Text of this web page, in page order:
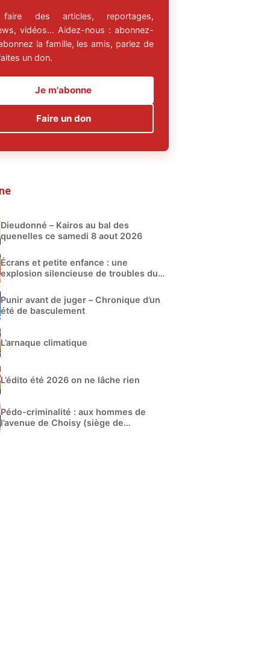
des articles, reportages,
vidéos… Aidez-nous : abonnez-
la famille, les amis, parlez de
un don.
Je m'abonne
Faire un don
Dieudonné – Kairos au bal des
quenelles ce samedi 8 aout 2026
Écrans et petite enfance : une
explosion silencieuse de troubles du
Punir avant de juger – Chronique d’un
été de basculement
L’arnaque climatique
L’édito été 2026 on ne lâche rien
Pédo-criminalité : aux hommes de
l’avenue de Choisy (siège de